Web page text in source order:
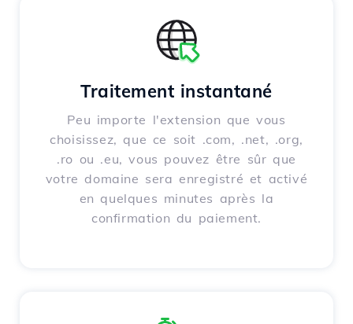
Traitement instantané
Peu importe l'extension que vous
choisissez, que ce soit .com, .net, .org,
.ro ou .eu, vous pouvez être sûr que
votre domaine sera enregistré et activé
en quelques minutes après la
confirmation du paiement.